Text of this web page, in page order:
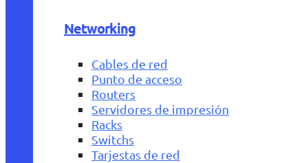
Networking
Cables de red
Punto de acceso
Routers
Servidores de impresión
Racks
Switchs
Tarjestas de red